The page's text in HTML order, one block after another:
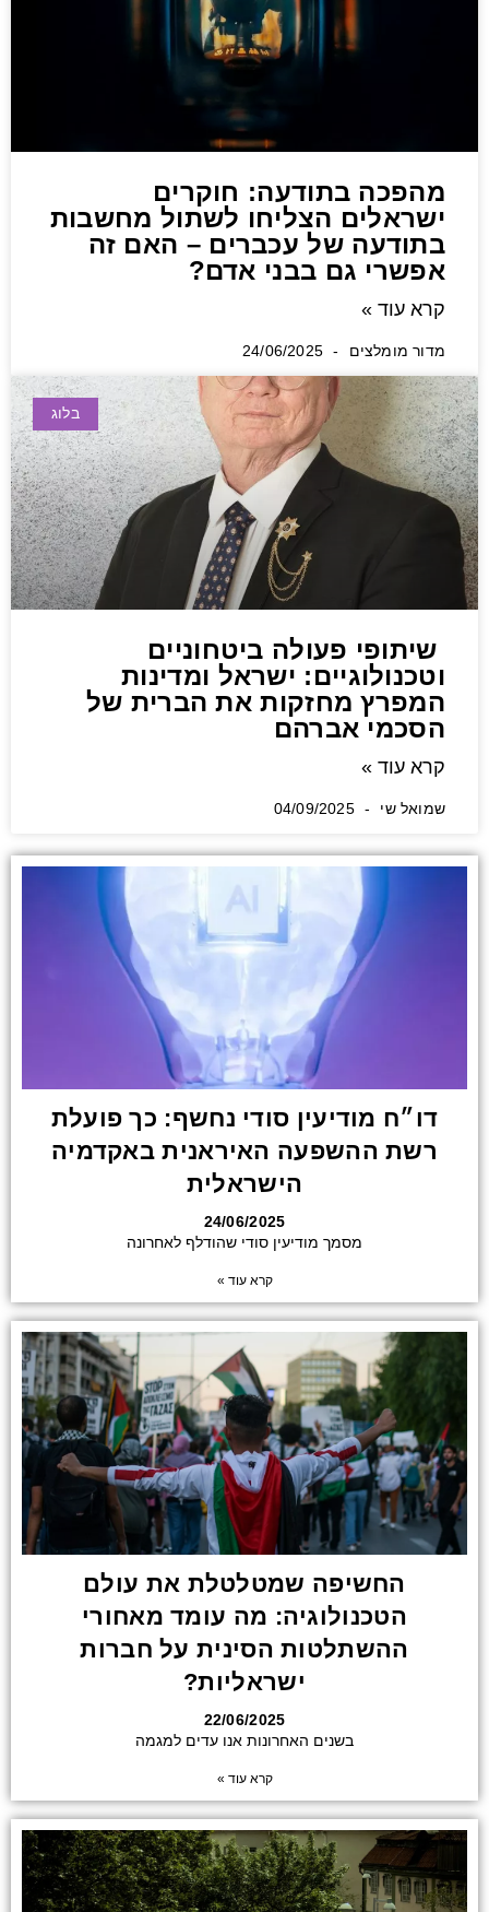
מהפכה בתודעה: חוקרים
ישראלים הצליחו לשתול מחשבות
בתודעה של עכברים – האם זה
אפשרי גם בבני אדם?
קרא עוד »
מדור מומלצים 24/06/2025
בלוג
שיתופי פעולה ביטחוניים
וטכנולוגיים: ישראל ומדינות
המפרץ מחזקות את הברית של
הסכמי אברהם
קרא עוד »
שמואל שי 04/09/2025
דו״ח מודיעין סודי נחשף: כך פועלת
רשת ההשפעה האיראנית באקדמיה
הישראלית
24/06/2025
מסמך מודיעין סודי שהודלף לאחרונה
קרא עוד »
החשיפה שמטלטלת את עולם
הטכנולוגיה: מה עומד מאחורי
ההשתלטות הסינית על חברות
ישראליות?
22/06/2025
בשנים האחרונות אנו עדים למגמה
קרא עוד »